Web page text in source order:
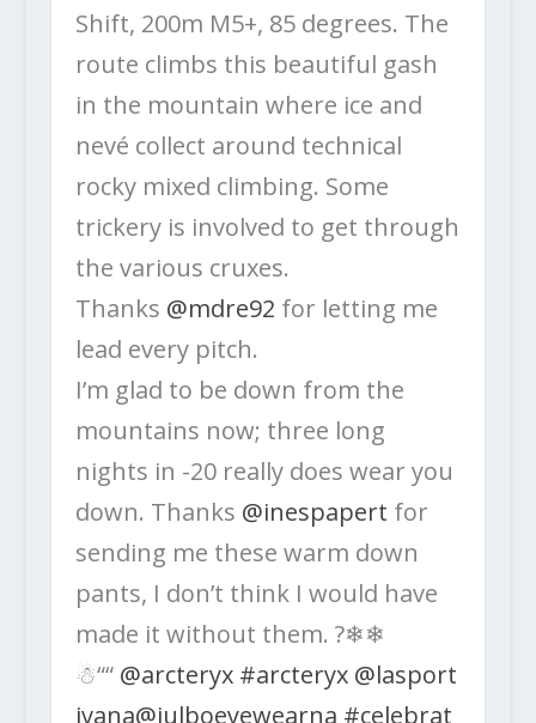
Shift, 200m M5+, 85 degrees. The
route climbs this beautiful gash
in the mountain where ice and
nevé collect around technical
rocky mixed climbing. Some
trickery is involved to get through
the various cruxes.
Thanks @mdre92 for letting me
lead every pitch.
I’m glad to be down from the
mountains now; three long
nights in -20 really does wear you
down. Thanks @inespapert for
sending me these warm down
pants, I don’t think I would have
made it without them. ?❄❄
☃““ @arcteryx #arcteryx @lasport
ivana@julboeyewearna #celebrat